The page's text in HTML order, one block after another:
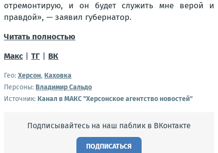
отремонтирую, и он будет служить мне верой и
правдой», — заявил губернатор.
Читать полностью
Макс
ТГ ВК
Гео: Херсон, Каховка
Персоны: Владимир Сальдо
Источник: Канал в МАКС "Херсонское агентство новостей"
Подписывайтесь на наш паблик в ВКонтакте
ПОДПИСАТЬСЯ